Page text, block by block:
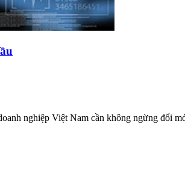
nghiệp Việt Nam cần không ngừng đổi